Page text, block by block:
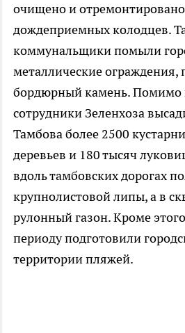
очищено и
дождеприемных колодцев.
коммунальщики помыли
металлические ограждения,
бордюрный камень. Помимо
сотрудники Зеленхоза
Тамбова более 2500
деревьев и 180 тысяч
вдоль тамбовских дорогах
крупнолистовой липы, а в
рулонный газон. Кроме
периоду подготовили
территории пляжей.